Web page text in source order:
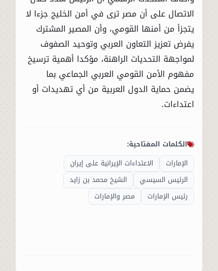
الاتصال على أن مصر ترى في أمن الخليج جزءا لا
يتجزأ من أمنها القومي، وأن المصير المشترك
يفرض تعزيز التعاون العربي وتوحيد الصفوف
لمواجهة التحديات الراهنة، مؤكدا أهمية ترسيخ
مفهوم الأمن القومي العربي الجماعي بما
يضمن حماية الدول العربية من أي تهديدات أو
اعتداءات.
الكلمات المفتاحية:
الإمارات
الاعتداءات الإيرانية على إيران
الرئيس السيسي
الشيخ محمد بن زايد
رئيس الإمارات
مصر والإمارات